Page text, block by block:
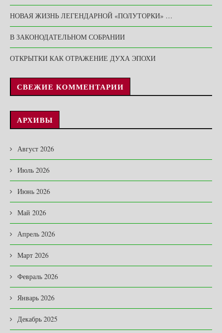
НОВАЯ ЖИЗНЬ ЛЕГЕНДАРНОЙ «ПОЛУТОРКИ» …
В ЗАКОНОДАТЕЛЬНОМ СОБРАНИИ
ОТКРЫТКИ КАК ОТРАЖЕНИЕ ДУХА ЭПОХИ
СВЕЖИЕ КОММЕНТАРИИ
АРХИВЫ
Август 2026
Июль 2026
Июнь 2026
Май 2026
Апрель 2026
Март 2026
Февраль 2026
Январь 2026
Декабрь 2025